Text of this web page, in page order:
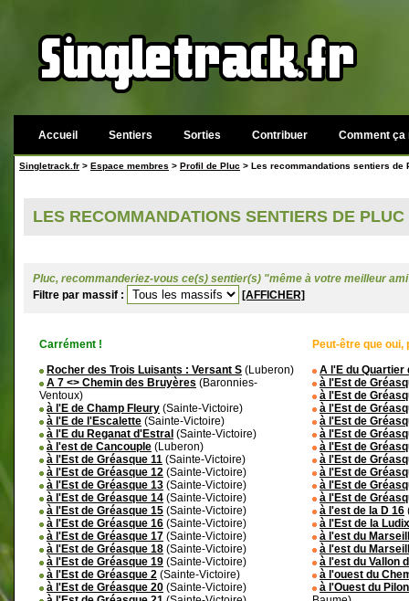
Accueil Sentiers Sorties Contribuer Comment ça
Singletrack.fr > Espace membres > Profil de Pluc > Les recommandations sentiers de
LES RECOMMANDATIONS SENTIERS DE PLUC
Pluc, recommanderiez-vous ce(s) sentier(s) "même à votre meilleur
Filtre par massif :
[AFFICHER]
Carrément !
Rocher des Trois Luisants : Versant S (Luberon)
A 7 <> Chemin des Bruyères (Baronnies-
Ventoux)
à l'E de Champ Fleury (Sainte-Victoire)
à l'E de l'Escalette (Sainte-Victoire)
à l'E du Reganat d'Estral (Sainte-Victoire)
à l'est de Cancouple (Luberon)
à l'Est de Gréasque 11 (Sainte-Victoire)
à l'Est de Gréasque 12 (Sainte-Victoire)
à l'Est de Gréasque 13 (Sainte-Victoire)
à l'Est de Gréasque 14 (Sainte-Victoire)
à l'Est de Gréasque 15 (Sainte-Victoire)
à l'Est de Gréasque 16 (Sainte-Victoire)
à l'Est de Gréasque 17 (Sainte-Victoire)
à l'Est de Gréasque 18 (Sainte-Victoire)
à l'Est de Gréasque 19 (Sainte-Victoire)
à l'Est de Gréasque 2 (Sainte-Victoire)
à l'Est de Gréasque 20 (Sainte-Victoire)
Peut-être que oui,
A l'E du Quartier
à l'Est de
à l'Est de
à l'Est de
à l'Est de
à l'Est de
à l'Est de
à l'Est de
à l'Est de
à l'Est de
à l'Est de
à l'est de la D 16
à l'Est de la Ludix
à l'est du
à l'est du
à l'est du Vallon
à l'ouest du
à l'Ouest du